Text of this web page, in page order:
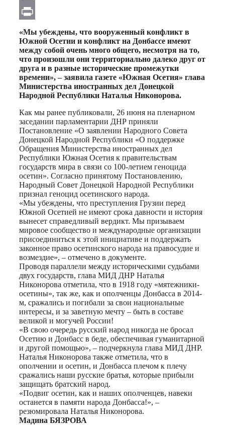
Email
Print
«Мы убеждены, что вооруженный конфликт в
Южной Осетии и конфликт на Донбассе имеют
между собой очень много общего, несмотря на то,
что произошли они территориально далеко друг от
друга и в разные исторические промежутки
времени», – заявила газете «Южная Осетия» глава
Министерства иностранных дел Донецкой
Народной Республики Наталья Никонорова.
Как мы ранее публиковали, 26 июня на пленарном
заседании парламентарии ДНР приняли
Постановление «О заявлении Народного Совета
Донецкой Народной Республики «О поддержке
Обращения Министерства иностранных дел
Республики Южная Осетия к правительствам
государств мира в связи со 100-летием геноцида
осетин». Согласно принятому Постановлению,
Народный Совет Донецкой Народной Республики
признал геноцид осетинского народа.
«Мы убеждены, что преступления Грузии перед
Южной Осетией не имеют срока давности и история
вынесет справедливый вердикт. Мы призываем
мировое сообщество и международные организации
присоединиться к этой инициативе и поддержать
законное право осетинского народа на правосудие и
возмездие», – отмечено в документе.
Проводя параллели между историческими судьбами
двух государств, глава МИД ДНР Наталья
Никонорова отметила, что в 1918 году «мятежники-
осетины», так же, как и ополченцы Донбасса в 2014-
м, сражались и погибали за свои национальные
интересы, и за заветную мечту – быть в составе
великой и могучей России!
«В свою очередь русский народ никогда не бросал
Осетию и Донбасс в беде, обеспечивая гуманитарной
и другой помощью», – подчеркнула глава МИД ДНР.
Наталья Никонорова также отметила, что в
ополчении и осетин, и Донбасса плечом к плечу
сражались наши русские братья, которые прибыли
защищать братский народ.
«Подвиг осетин, как и наших ополченцев, навеки
останется в памяти народа Донбасса!», –
резюмировала Наталья Никонорова.
Мадина БЯЗРОВА